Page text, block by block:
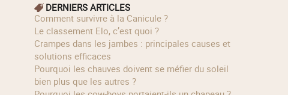
DERNIERS ARTICLES
Comment survivre à la Canicule ?
Le classement Elo, c’est quoi ?
Crampes dans les jambes : principales causes et
solutions efficaces
Pourquoi les chauves doivent se méfier du soleil
bien plus que les autres ?